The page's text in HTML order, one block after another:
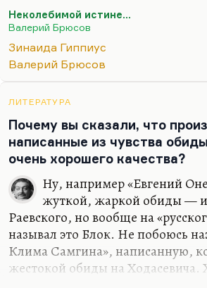
жизнестроительство,
бесило, скажем, Ходасевича,
за последовательность, за гибель
Брюсова в одной части его жизни
благополучный брак и
стороне его жизни — и он
две свои ипостаси — роман с
трагическая история с Ниной
Неколебимой истине…
Валерий Брюсов
Зинаида Гиппиус
Валерий Брюсов
ЛИТЕРАТУРА
Почему вы сказали, что
написанные из чувства
очень хорошего качества?
Ну, например «Евгений
жуткой, жаркой обиды — и
Раевского, но вообще на
называл это Блок. Не побоюсь
Клима Самгина», написанную,
жестокой обиды на Ходасевича.